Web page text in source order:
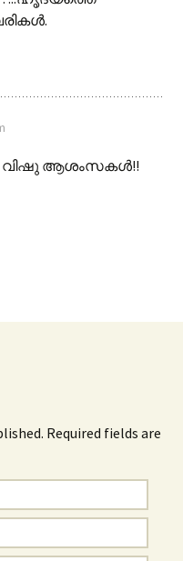
വിഷു ആശംസകൾ!!
Required fields are